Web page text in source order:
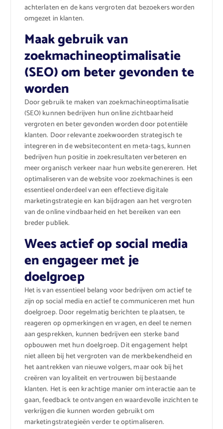
achterlaten en de kans vergroten dat bezoekers worden
omgezet in klanten.
Maak gebruik van
zoekmachineoptimalisatie
(SEO) om beter gevonden te
worden
Door gebruik te maken van zoekmachineoptimalisatie
(SEO) kunnen bedrijven hun online zichtbaarheid
vergroten en beter gevonden worden door potentiële
klanten. Door relevante zoekwoorden strategisch te
integreren in de websitecontent en meta-tags, kunnen
bedrijven hun positie in zoekresultaten verbeteren en
meer organisch verkeer naar hun website genereren. Het
optimaliseren van de website voor zoekmachines is een
essentieel onderdeel van een effectieve digitale
marketingstrategie en kan bijdragen aan het vergroten
van de online vindbaarheid en het bereiken van een
breder publiek.
Wees actief op social media
en engageer met je
doelgroep
Het is van essentieel belang voor bedrijven om actief te
zijn op social media en actief te communiceren met hun
doelgroep. Door regelmatig berichten te plaatsen, te
reageren op opmerkingen en vragen, en deel te nemen
aan gesprekken, kunnen bedrijven een sterke band
opbouwen met hun doelgroep. Dit engagement helpt
niet alleen bij het vergroten van de merkbekendheid en
het aantrekken van nieuwe volgers, maar ook bij het
creëren van loyaliteit en vertrouwen bij bestaande
klanten. Het is een krachtige manier om interactie aan te
gaan, feedback te ontvangen en waardevolle inzichten te
verkrijgen die kunnen worden gebruikt om
marketingstrategieën verder te optimaliseren.